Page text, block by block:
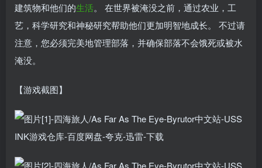
建筑物和他们的生活。 在世界被淹没之前，通过农业，工
艺，科学研究和神秘研究帮助他们更加明智地成长。 不过请
注意，您必须完美地管理部落，并确保部落不会饿死或被水
淹没。
【游戏截图】